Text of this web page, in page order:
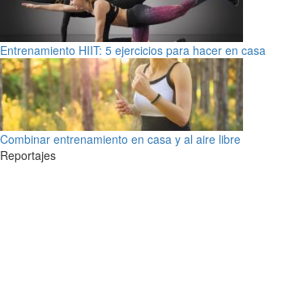
Entrenamiento HIIT: 5 ejercicios para hacer en casa
Combinar entrenamiento en casa y al aire libre
Reportajes